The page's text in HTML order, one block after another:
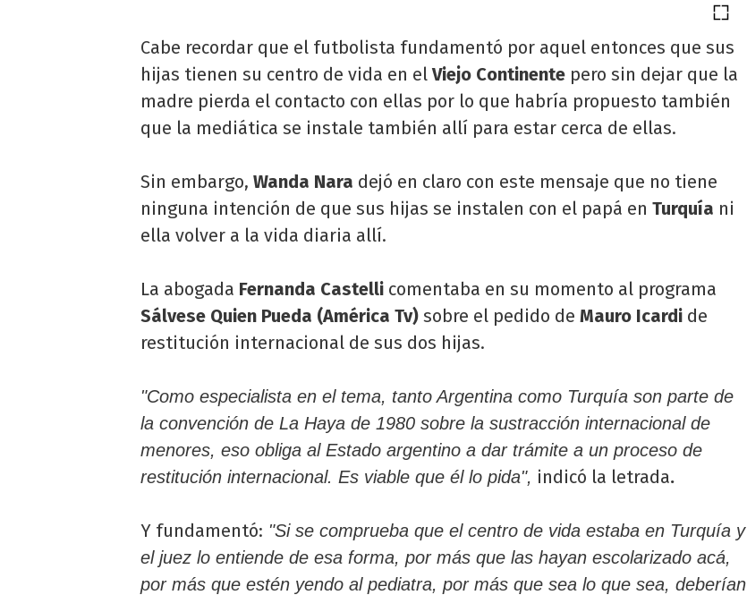
Cabe recordar que el futbolista fundamentó por aquel entonces que sus
hijas tienen su centro de vida en elViejo Continente pero sin dejar que la
madre pierda el contacto con ellas por lo que habría propuesto también
que la mediática se instale también allí para estar cerca de ellas.
Sin embargo, Wanda Nara dejó en claro con este mensaje que no tiene
ninguna intención de que sus hijas se instalen con el papá en Turquía ni
ella volver a la vida diaria allí.
La abogada Fernanda Castelli comentaba en su momento al programa
Sálvese Quien Pueda (América Tv) sobre el pedido de Mauro Icardi de
restitución internacional de sus dos hijas.
"Como especialista en el tema, tanto Argentina como Turquía son parte de
la convención de La Haya de 1980 sobre la sustracción internacional de
menores, eso obliga al Estado argentino a dar trámite a un proceso de
restitución internacional. Es viable que él lo pida", indicó la letrada.
Y fundamentó: "Si se comprueba que el centro de vida estaba en Turquía y
el juez lo entiende de esa forma, por más que las hayan escolarizado acá,
por más que estén yendo al pediatra, por más que sea lo que sea, deberían